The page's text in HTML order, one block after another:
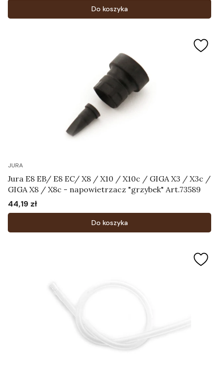
Do koszyka
JURA
Jura E8 EB/ E8 EC/ X8 / X10 / X10c / GIGA X3 / X3c /
GIGA X8 / X8c - napowietrzacz "grzybek" Art.73589
Cena
44,19 zł
Do koszyka